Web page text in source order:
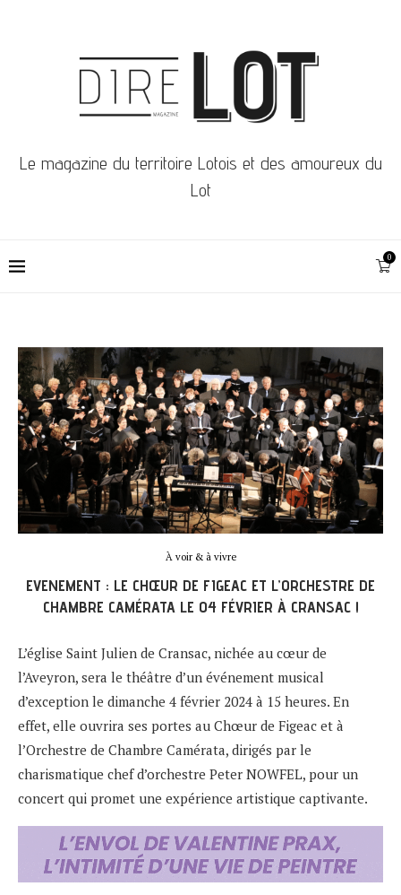
Le magazine du territoire Lotois et des amoureux du
Lot
0
À voir & à vivre
EVENEMENT : LE CHŒUR DE FIGEAC ET L’ORCHESTRE DE
CHAMBRE CAMÉRATA LE 04 FÉVRIER À CRANSAC !
L’église Saint Julien de Cransac, nichée au cœur de
l’Aveyron, sera le théâtre d’un événement musical
d’exception le dimanche 4 février 2024 à 15 heures. En
effet, elle ouvrira ses portes au Chœur de Figeac et à
l’Orchestre de Chambre Camérata, dirigés par le
charismatique chef d’orchestre Peter NOWFEL, pour un
concert qui promet une expérience artistique captivante.